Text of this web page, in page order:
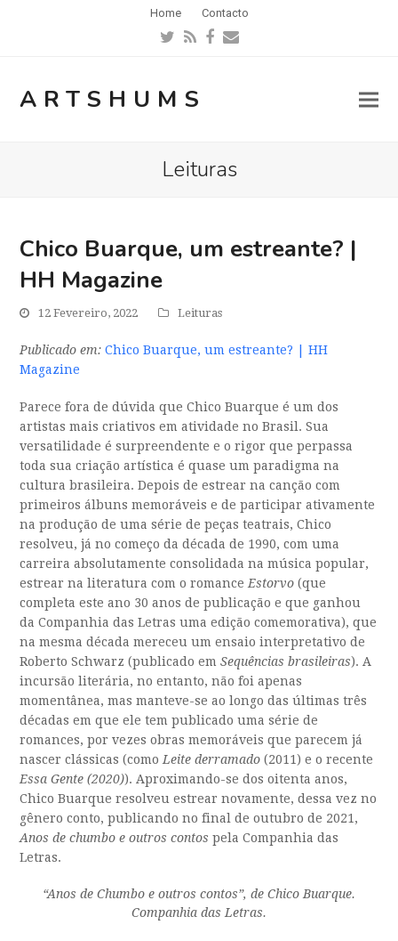
Home Contacto
Twitter
RSSFacebook
Email
ARTSHUMS
Leituras
Chico Buarque, um estreante? |
HH Magazine
12 Fevereiro, 2022 Leituras
Publicado em: Chico Buarque, um estreante? | HH
Magazine
Parece fora de dúvida que Chico Buarque é um dos
artistas mais criativos em atividade no Brasil. Sua
versatilidade é surpreendente e o rigor que perpassa
toda sua criação artística é quase um paradigma na
cultura brasileira. Depois de estrear na canção com
primeiros álbuns memoráveis e de participar ativamente
na produção de uma série de peças teatrais, Chico
resolveu, já no começo da década de 1990, com uma
carreira absolutamente consolidada na música popular,
estrear na literatura com o romanceEstorvo(que
completa este ano 30 anos de publicação e que ganhou
da Companhia das Letras uma edição comemorativa), que
na mesma década mereceu um ensaio interpretativo de
Roberto Schwarz (publicado emSequências brasileiras). A
incursão literária, no entanto, não foi apenas
momentânea, mas manteve-se ao longo das últimas três
décadas em que ele tem publicado uma série de
romances, por vezes obras memoráveis que parecem já
nascer clássicas (comoLeite derramado (2011) e o recente
Essa Gente (2020)). Aproximando-se dos oitenta anos,
Chico Buarque resolveu estrear novamente, dessa vez no
gênero conto, publicando no final de outubro de 2021,
Anos de chumbo e outros contos pela Companhia das
Letras.
“Anos de Chumbo e outros contos”, de Chico Buarque.
Companhia das Letras.